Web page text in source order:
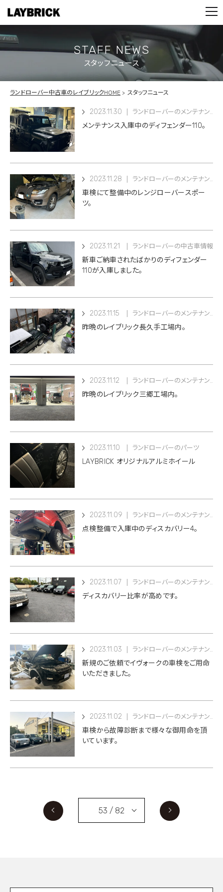
PARTS
CONTACT
PRIVACY POLICY
STAFF NEWS
スタッフニュース
ランドローバー中古車のレイブリックHOME スタッフニュース
2023.11.30 ランドローバーのメンテナンス
メンテナンス入庫中のディフェンダー110。
2023.11.28 ランドローバーのメンテナンス
車検にて整備中のレンジローバースポー
ツ。
2023.11.21 ランドローバーの中古車情報
新車ご納車されたばかりのディフェンダー
110が入庫しました。
2023.11.15 ランドローバーのメンテナンス
昨晩のレイブリック長久手工場内。
2023.11.12 ランドローバーのメンテナンス
昨晩のレイブリック三郷工場内。
2023.11.10 ランドローバーのパーツ
LAYBRICK オリジナルアルミホイール
2023.11.09 ランドローバーのメンテナンス
点検整備で入庫中のディスカバリー4。
2023.11.07 ランドローバーのメンテナンス
ディスカバリー比率が高めです。
2023.11.03 ランドローバーのメンテナンス
新規のご依頼でイヴォークの車検をご用命
いただきました。
2023.11.02 ランドローバーのメンテナンス
車検から故障診断まで様々な御用命を頂
いています。